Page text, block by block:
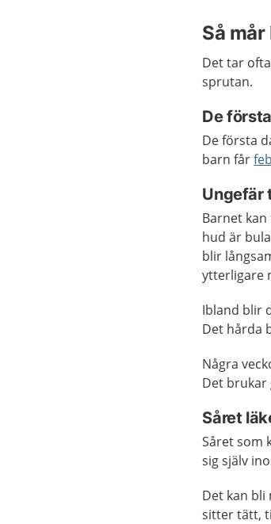
Så
Det tar
sprutan.
De
De första
barn får
Ungefär
Barnet
hud är
blir
ytterligare
Ibland blir
Det hårda
Några
Det brukar
Såret
Såret som
sig själv
Det kan bli
sitter tätt,